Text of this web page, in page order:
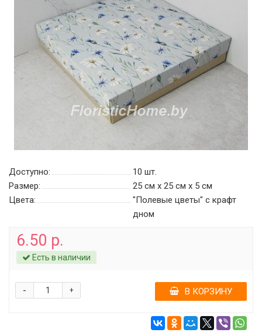
Доступно: 10 шт.
Размер:
25 см х 25 см х 5 см
Цвета:
"Полевые цветы" c крафт
дном
6.50 р.
Есть в наличии
+
- В КОРЗИНУ